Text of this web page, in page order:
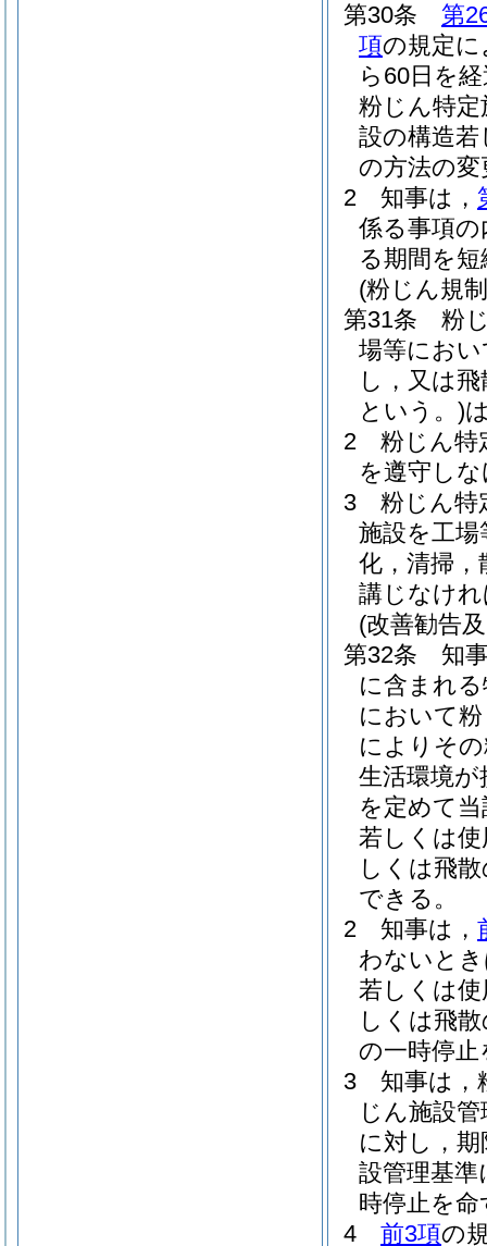
第30条
第
項の規定
ら60日を
粉じん特
設の構造
の方法の
2
知事は，
係る事項
る期間を
(粉じん規
第31条
粉
場等にお
し，又は
という。)
2
粉じん特
を遵守し
3
粉じん特
施設を工
化，清掃
講じなけ
(改善勧告
第32条
知
に含まれ
において
によりそ
生活環境
を定めて
若しくは
しくは飛
できる。
2
知事は，
わないと
若しくは
しくは飛
の一時停
3
知事は，
じん施設
に対し，
設管理基
時停止を
4
前3項の